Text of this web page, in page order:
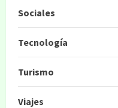
Sociales
Tecnología
Turismo
Viajes